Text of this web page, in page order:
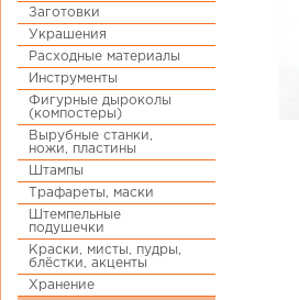
Заготовки
Украшения
Расходные материалы
Инструменты
Фигурные дыроколы
(компостеры)
Вырубные станки,
ножи, пластины
Штампы
Трафареты, маски
Штемпельные
подушечки
Краски, мисты, пудры,
блёстки, акценты
Хранение